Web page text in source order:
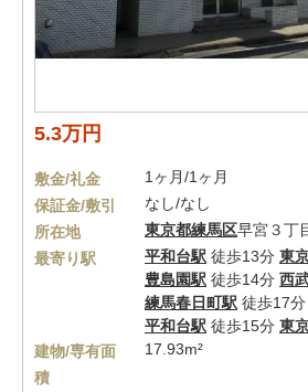
5.3万円
敷金/礼金
1ヶ月/1ヶ月
保証金/敷引
なし/なし
所在地
東京都練馬区早宮３丁
最寄り駅
平和台駅 徒歩13分 東
豊島園駅 徒歩14分 西
練馬春日町駅 徒歩17分
平和台駅 徒歩15分 東
建物/専有面
積
17.93m²